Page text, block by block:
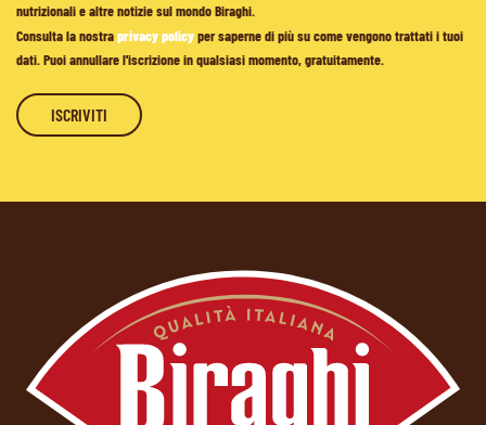
nutrizionali e altre notizie sul mondo Biraghi.
Consulta la nostraprivacy policyper saperne di più su come vengono trattati i tuoi
dati. Puoi annullare l'iscrizione in qualsiasi momento, gratuitamente.